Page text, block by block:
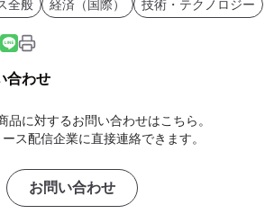
全般 経済（国際） 技術・テクノロジー
合わせ
品に対するお問い合わせはこちら。
ス配信企業に直接連絡できます。
お問い合わせ